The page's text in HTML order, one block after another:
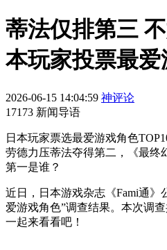
蒂法仅排第三
本玩家投票最
2026-06-15 14:04:59 神评论
17173 新闻导语
日本玩家票选最爱游戏角色
劳德力压蒂法夺得第二，《最终
第一是谁？
近日，日本游戏杂志《Fami通》
爱游戏角色”调查结果。本次调
一起来看看吧！